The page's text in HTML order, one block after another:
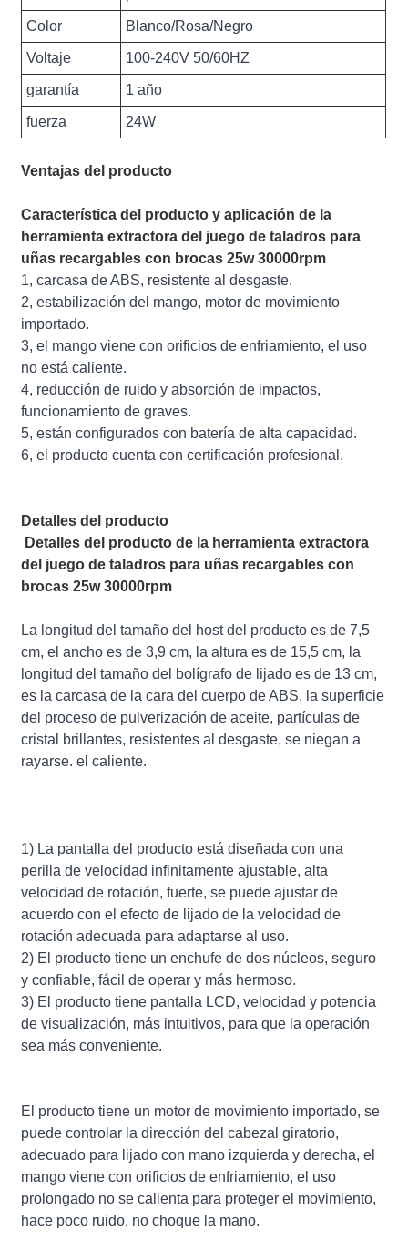
Color Blanco/Rosa/Negro
Voltaje 100-240V 50/60HZ
garantía 1 año
fuerza 24W
Ventajas del producto
Característica del producto y aplicación de la
herramienta extractora del juego de taladros para
uñas recargables con brocas 25w 30000rpm
1, carcasa de ABS, resistente al desgaste.
2, estabilización del mango, motor de movimiento
importado.
3, el mango viene con orificios de enfriamiento, el uso
no está caliente.
4, reducción de ruido y absorción de impactos,
funcionamiento de graves.
5, están configurados con batería de alta capacidad.
6, el producto cuenta con certificación profesional.
Detalles del producto
Detalles del producto de la herramienta extractora
del juego de taladros para uñas recargables con
brocas 25w 30000rpm
La longitud del tamaño del host del producto es de 7,5
cm, el ancho es de 3,9 cm, la altura es de 15,5 cm, la
longitud del tamaño del bolígrafo de lijado es de 13 cm,
es la carcasa de la cara del cuerpo de ABS, la superficie
del proceso de pulverización de aceite, partículas de
cristal brillantes, resistentes al desgaste, se niegan a
rayarse. el caliente.
1) La pantalla del producto está diseñada con una
perilla de velocidad infinitamente ajustable, alta
velocidad de rotación, fuerte, se puede ajustar de
acuerdo con el efecto de lijado de la velocidad de
rotación adecuada para adaptarse al uso.
2) El producto tiene un enchufe de dos núcleos, seguro
y confiable, fácil de operar y más hermoso.
3) El producto tiene pantalla LCD, velocidad y potencia
de visualización, más intuitivos, para que la operación
sea más conveniente.
El producto tiene un motor de movimiento importado, se
puede controlar la dirección del cabezal giratorio,
adecuado para lijado con mano izquierda y derecha, el
mango viene con orificios de enfriamiento, el uso
prolongado no se calienta para proteger el movimiento,
hace poco ruido, no choque la mano.